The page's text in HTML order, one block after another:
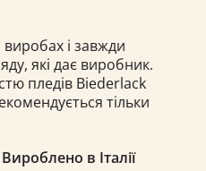
і завжди
які дає виробник.
пледів Biеderlack​
тільки
в Італії